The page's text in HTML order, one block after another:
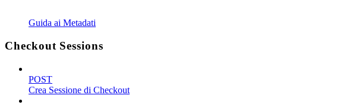
Guida ai Metadati
Checkout Sessions
POST
Crea Sessione di Checkout